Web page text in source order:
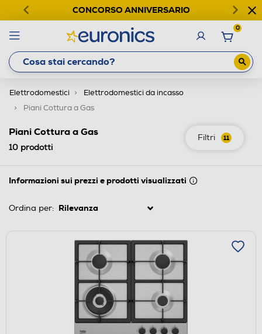
CONCORSO ANNIVERSARIO
0
Elettrodomestici
Elettrodomestici da incasso
Piani Cottura a Gas
Filtri 11
Piani Cottura a Gas
10 prodotti
Informazioni sui prezzi e prodotti visualizzati
Ordina per: